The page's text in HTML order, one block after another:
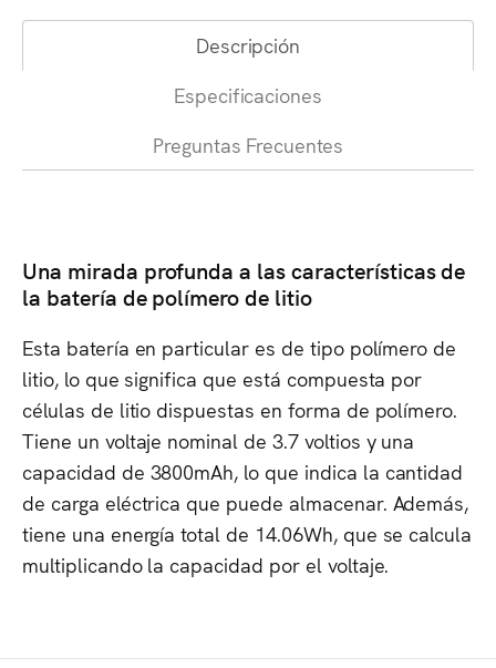
Descripción
Especificaciones
Preguntas Frecuentes
Una mirada profunda a las características de
la batería de polímero de litio
Esta batería en particular es de tipo polímero de
litio, lo que significa que está compuesta por
células de litio dispuestas en forma de polímero.
Tiene un voltaje nominal de 3.7 voltios y una
capacidad de 3800mAh, lo que indica la cantidad
de carga eléctrica que puede almacenar. Además,
tiene una energía total de 14.06Wh, que se calcula
multiplicando la capacidad por el voltaje.